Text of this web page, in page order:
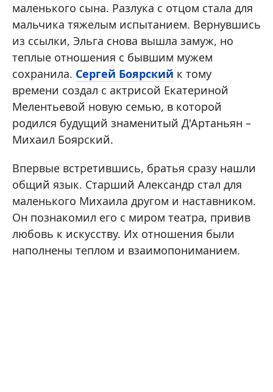
маленького сына. Разлука с отцом стала для
мальчика тяжелым испытанием. Вернувшись
из ссылки, Эльга снова вышла замуж, но
теплые отношения с бывшим мужем
сохранила. Сергей Боярский к тому
времени создал с актрисой Екатериной
Мелентьевой новую семью, в которой
родился будущий знаменитый Д'Артаньян –
Михаил Боярский.
Впервые встретившись, братья сразу нашли
общий язык. Старший Александр стал для
маленького Михаила другом и наставником.
Он познакомил его с миром театра, привив
любовь к искусству. Их отношения были
наполнены теплом и взаимопониманием.